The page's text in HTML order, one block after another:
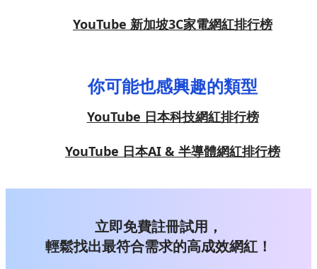
YouTube 新加坡3C家電網紅排行榜
你可能也感興趣的類型
YouTube 日本科技網紅排行榜
YouTube 日本AI & 半導體網紅排行榜
立即免費註冊試用，
輕鬆找出最符合需求的高成效網紅！